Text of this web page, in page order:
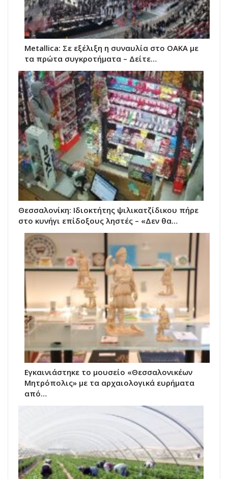
Metallica: Σε εξέλιξη η συναυλία στο ΟΑΚΑ με
τα πρώτα συγκροτήματα – Δείτε…
Θεσσαλονίκη: Ιδιοκτήτης ψιλικατζίδικου πήρε
στο κυνήγι επίδοξους ληστές – «Δεν θα…
Εγκαινιάστηκε το μουσείο «Θεσσαλονικέων
Μητρόπολις» με τα αρχαιολογικά ευρήματα
από…